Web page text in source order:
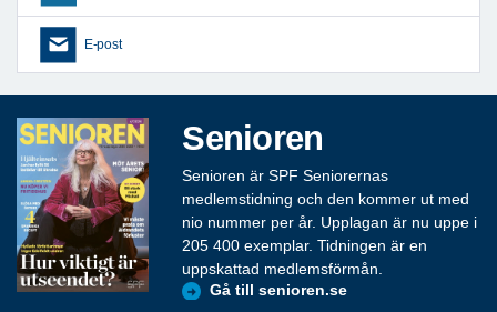
E-post
Senioren
Senioren är SPF Seniorernas
medlemstidning och den kommer ut med
nio nummer per år. Upplagan är nu uppe i
205 400 exemplar. Tidningen är en
uppskattad medlemsförmån.
Gå till senioren.se